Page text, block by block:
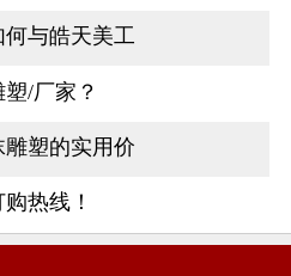
与皓天美工
/厂家？
塑的实用价
热线！